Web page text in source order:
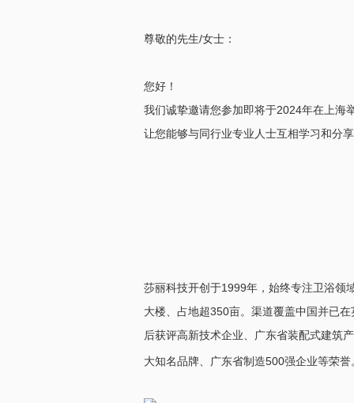
尊敬的先生/女士：
您好！
我们诚挚邀请您参加即将于2024年在上海
让您能够与同行业专业人士互相学习和分
莎丽科技开创于1999年，始终专注卫浴领
大楼、占地超350亩。渠道覆盖中国并已
后获评高新技术企业、广东省装配式建筑
大知名品牌、广东省制造500强企业等荣誉